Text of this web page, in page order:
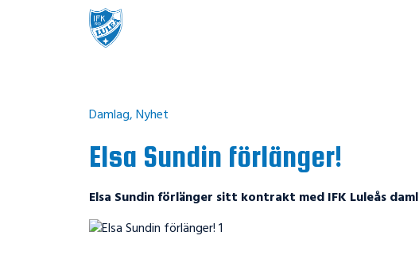
Damlag,Nyhet
Elsa Sundin förlänger!
Elsa Sundin förlänger sitt kontrakt med IFK Luleås